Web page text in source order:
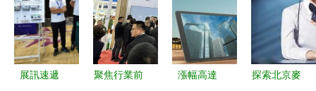
展訊速遞
聚焦行業前
漲幅高達
探索北京麥